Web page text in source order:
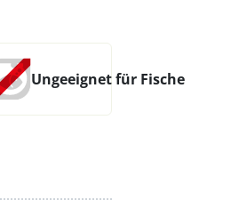
Ungeeignet für Fische